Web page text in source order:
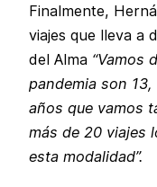
Finalmente,
viajes que lleva a
del Alma “Vamos
pandemia son
años que vamos
más de 20 viajes
esta modalidad”.